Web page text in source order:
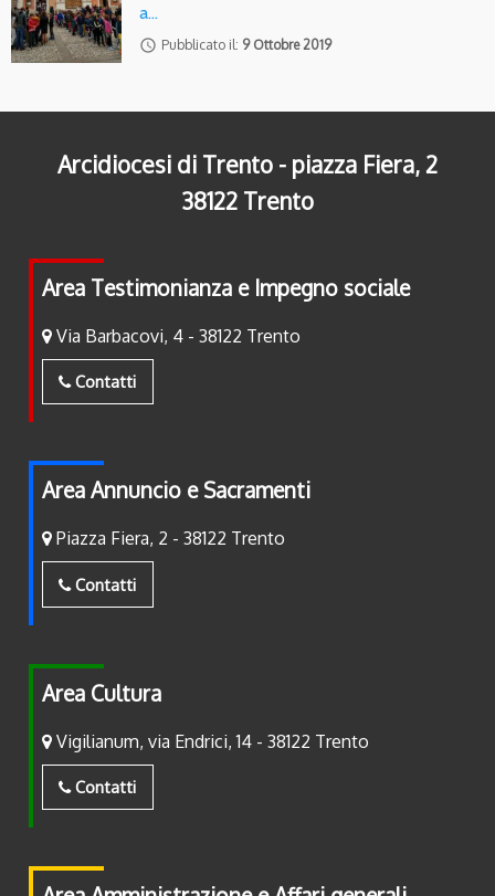
a…
access_time Pubblicato il: 9 Ottobre 2019
Arcidiocesi di Trento - piazza Fiera, 2
38122 Trento
Area Testimonianza e Impegno sociale
Via Barbacovi, 4 - 38122 Trento
Contatti
Area Annuncio e Sacramenti
Piazza Fiera, 2 - 38122 Trento
Contatti
Area Cultura
Vigilianum, via Endrici, 14 - 38122 Trento
Contatti